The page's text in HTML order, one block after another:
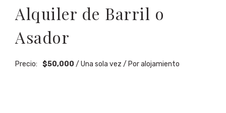
Alquiler de Barril o
Asador
Precio: $50,000 / Una sola vez / Por alojamiento